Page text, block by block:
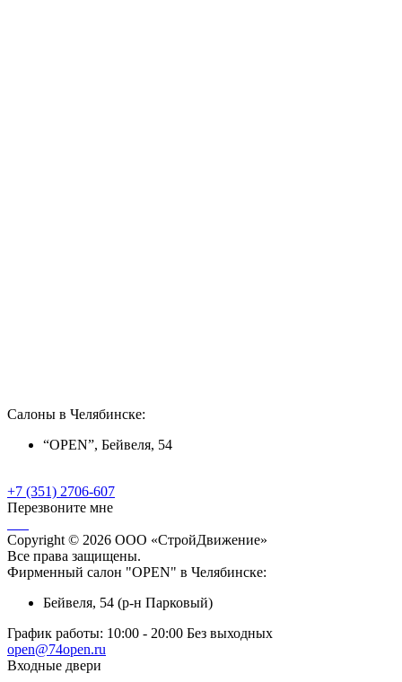
Салоны в Челябинске:
“OPEN”, Бейвеля, 54
+7 (351) 2706-607
Перезвоните мне
Copyright © 2026 ООО «СтройДвижение»
Все права защищены.
Фирменный салон "OPEN" в Челябинске:
Бейвеля, 54 (р-н Парковый)
График работы: 10:00 - 20:00 Без выходных
open@74open.ru
Входные двери